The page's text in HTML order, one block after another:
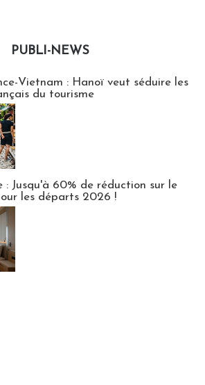
PUBLI-NEWS
Vietnam : Hanoï veut séduire les
du tourisme
: Jusqu'à 60% de réduction sur le
les départs 2026 !